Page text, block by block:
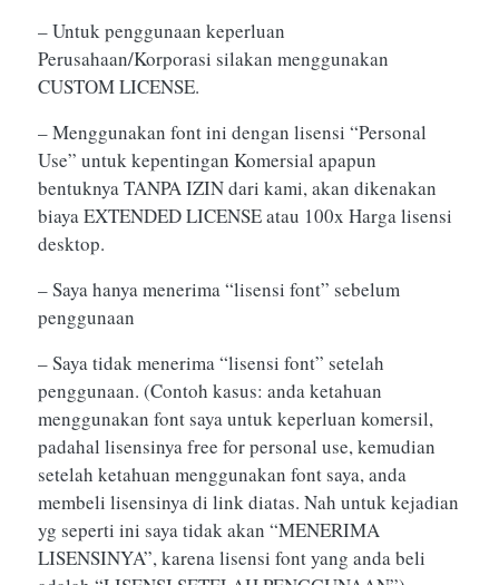
– Untuk penggunaan keperluan
Perusahaan/Korporasi silakan menggunakan
CUSTOM LICENSE.
– Menggunakan font ini dengan lisensi “Personal
Use” untuk kepentingan Komersial apapun
bentuknya TANPA IZIN dari kami, akan dikenakan
biaya EXTENDED LICENSE atau 100x Harga lisensi
desktop.
– Saya hanya menerima “lisensi font” sebelum
penggunaan
– Saya tidak menerima “lisensi font” setelah
penggunaan. (Contoh kasus: anda ketahuan
menggunakan font saya untuk keperluan komersil,
padahal lisensinya free for personal use, kemudian
setelah ketahuan menggunakan font saya, anda
membeli lisensinya di link diatas. Nah untuk kejadian
yg seperti ini saya tidak akan “MENERIMA
LISENSINYA”, karena lisensi font yang anda beli